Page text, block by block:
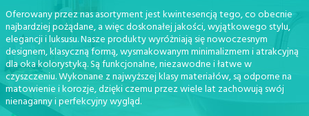
Oferowany przez nas asortyment jest kwintesencją tego, co obecnie
najbardziej pożądane, a więc doskonałej jakości, wyjątkowego stylu,
elegancji i luksusu. Nasze produkty wyróżniają się nowoczesnym
designem, klasyczną formą, wysmakowanym minimalizmem i atrakcyjną
dla oka kolorystyką. Są funkcjonalne, niezawodne i łatwe w
czyszczeniu. Wykonane z najwyższej klasy materiałów, są odporne na
matowienie i korozje, dzięki czemu przez wiele lat zachowują swój
nienaganny i perfekcyjny wygląd.